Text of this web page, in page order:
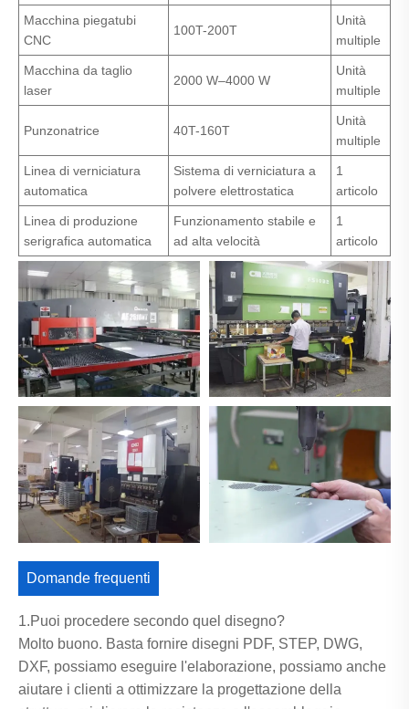
Macchina piegatubi
CNC
100T-200T
Unità
multiple
Macchina da taglio
laser
2000 W–4000 W
Unità
multiple
Punzonatrice 40T-160T
Unità
multiple
Linea di verniciatura
automatica
Sistema di verniciatura a
polvere elettrostatica
1
articolo
Linea di produzione
serigrafica automatica
Funzionamento stabile e
ad alta velocità
1
articolo
Domande frequenti
1.Puoi procedere secondo quel disegno?
Molto buono. Basta fornire disegni PDF, STEP, DWG,
DXF, possiamo eseguire l'elaborazione, possiamo anche
aiutare i clienti a ottimizzare la progettazione della